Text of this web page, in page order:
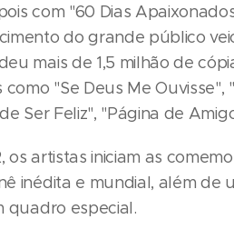
com "60 Dias
do grande público
mais de 1,5 milhão de
como "Se Deus Me
Ser Feliz", "Página de
os artistas iniciam as
inédita e mundial, além de
quadro especial.